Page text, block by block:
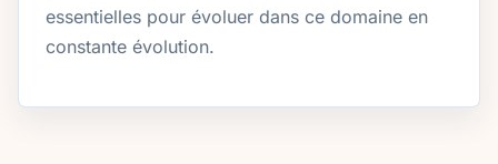
essentielles pour évoluer dans ce domaine en
constante évolution.